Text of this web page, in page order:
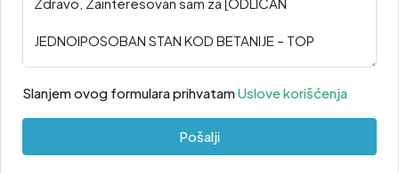
Slanjem ovog formulara prihvatamUslove korišćenja
Pošalji